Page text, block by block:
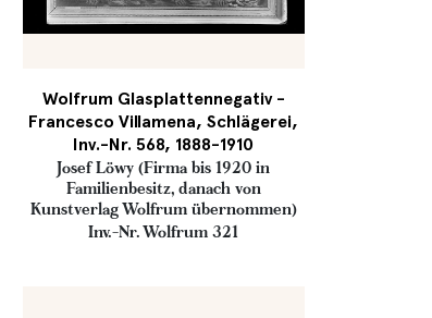
Wolfrum Glasplattennegativ -
Francesco Villamena, Schlägerei,
Inv.-Nr. 568, 1888-1910
Josef Löwy (Firma bis 1920 in
Familienbesitz, danach von
Kunstverlag Wolfrum übernommen)
Inv.-Nr. Wolfrum 321